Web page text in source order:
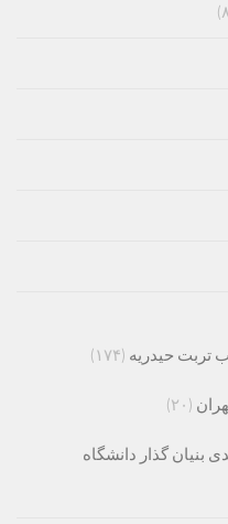
تربت حیدریه (۱۷۴)
(۲۰)
بنیان گذار دانشگاه